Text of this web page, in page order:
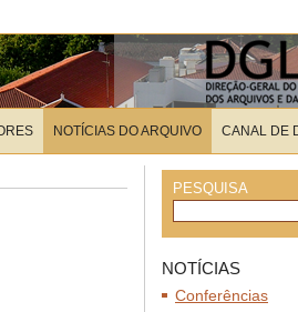
NOTÍCIAS DO ARQUIVO CANAL DE
PESQUISA
NOTÍCIAS
Conferências